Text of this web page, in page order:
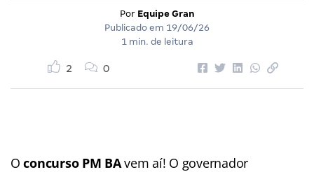
Por Equipe Gran
Publicado em 19/06/26
1 min. de leitura
2 0
Oconcurso PM BAvem aí! O governador